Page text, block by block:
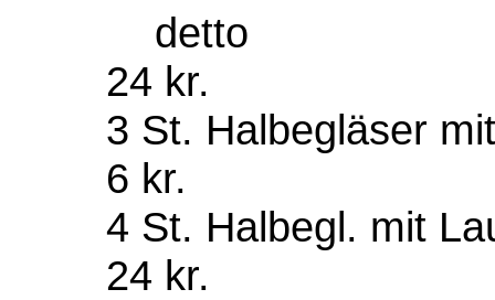
24 kr.
3 St. Halbegläser
6 kr.
4 St. Halbegl. mit
24 kr.